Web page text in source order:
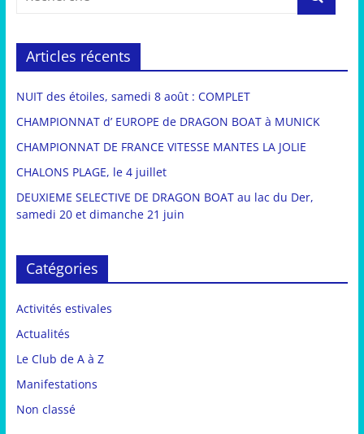
Articles récents
NUIT des étoiles, samedi 8 août : COMPLET
CHAMPIONNAT d’ EUROPE de DRAGON BOAT à MUNICK
CHAMPIONNAT DE FRANCE VITESSE MANTES LA JOLIE
CHALONS PLAGE, le 4 juillet
DEUXIEME SELECTIVE DE DRAGON BOAT au lac du Der,
samedi 20 et dimanche 21 juin
Catégories
Activités estivales
Actualités
Le Club de A à Z
Manifestations
Non classé